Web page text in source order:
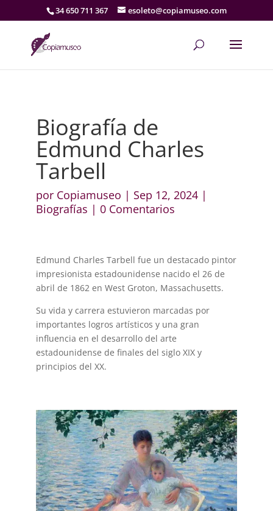
34 650 711 367 esoleto@copiamuseo.com
Biografía de
Edmund Charles
Tarbell
por Copiamuseo | Sep 12, 2024|
Biografías | 0 Comentarios
Edmund Charles Tarbell fue un destacado pintor
impresionista estadounidense nacido el 26 de
abril de 1862 en West Groton, Massachusetts.
Su vida y carrera estuvieron marcadas por
importantes logros artísticos y una gran
influencia en el desarrollo del arte
estadounidense de finales del siglo XIX y
principios del XX.